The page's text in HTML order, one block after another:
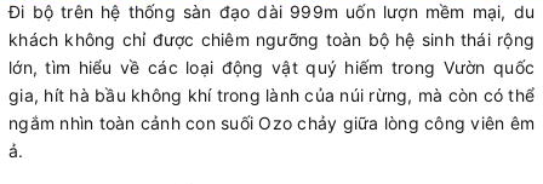
Đi bộ trên hệ thống sàn đạo dài 999m uốn lượn mềm mại, du
khách không chỉ được chiêm ngưỡng toàn bộ hệ sinh thái rộng
lớn, tìm hiểu về các loại động vật quý hiếm trong Vườn quốc
gia, hít hà bầu không khí trong lành của núi rừng, mà còn có thể
ngắm nhìn toàn cảnh con suối Ozo chảy giữa lòng công viên êm
ả.